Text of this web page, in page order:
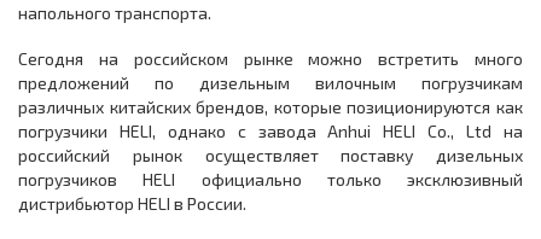
напольного транспорта.
Сегодня на российском рынке можно встретить много
предложений по дизельным вилочным погрузчикам
различных китайских брендов, которые позиционируются как
погрузчики HELI, однако с завода Anhui HELI Co., Ltd на
российский рынок осуществляет поставку дизельных
погрузчиков HELI официально только эксклюзивный
дистрибьютор HELI в России.